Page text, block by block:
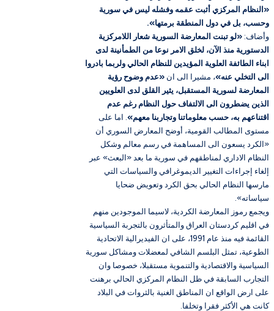
«النظام المركزي أثبت عقمه وفشله ليس في سورية
وحسب، بل في دول المنطقة برمتها».
وأضاف: «لو تبنت المعارضة السورية شعار اللامركزية
الدستورية منذ الآن، لخلق الامر نوعا من الطمأنينة لدى
ابناء الطائفة العلوية المؤيدين للنظام الحالي ولربما بادروا
الى التخلي عنه»، مشيرا الى ان «عدم وضوح رؤية
المعارضة لسورية المستقبل، يثير القلق لدى العلويين
الذين يضطرون الى الالتفاف حول النظام رغم عدم
اقتناعهم به، حسب معلوماتنا وتجاربنا معهم» . اما على
مستوى المطالب القومية، أوضح المعارض السوري أن
«الكرد يسعون الى المساهمة في رسم معالم وشكل
النظام الاداري لمناطقهم في سورية ما بعد «البعث» عبر
إلغاء إجراءات التغيير الديموغرافي والسياسات التي
مارسها النظام الحالي بحق الكرد وتعويض ضحايا
سياساته».
ويجمع رموز المعارضة الكردية، لاسيما الموجودين منهم
في اقليم كردستان العراق والمتأثرون بالتجربة السياسية
القائمة فيه منذ عام 1991، على ان الفيديرالية الاتحادية
الطوعية، تمثل البلسم الشافي لمعضلات ومشاكل سورية
السياسية والاقتصادية والتنموية مستقبلا، خصوصا وان
التجارب السابقة في ظل النظام المركزي الحالي برهنت
على ارض الواقع ان المناطق الغنية بالثروات في البلاد
كانت هي الأكثر فقرا وتخلفا.